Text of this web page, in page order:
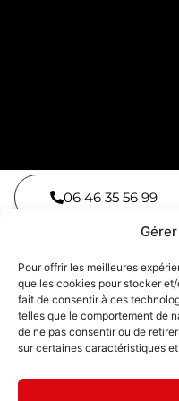
Pour offrir les meilleures
que les cookies pour stocker
fait de consentir à ces
telles que le comportement de
de ne pas consentir ou de
sur certaines caractéristiques
06 46 35 56 99